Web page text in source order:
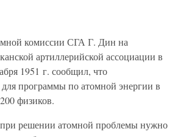
комиссии СГА Г. Дин на
артиллерийской ассоциации в
1951 г. сообщил, что
для программы по атомной энергии в
физиков.
решении атомной проблемы нужно